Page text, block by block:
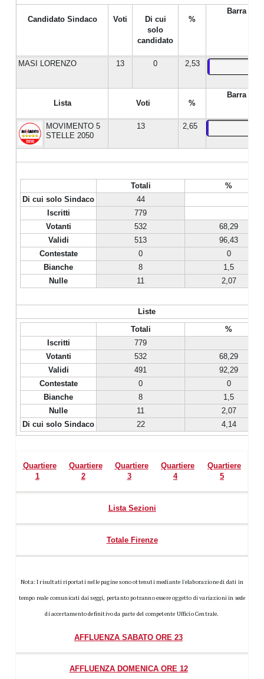
Candidato Sindaco Voti
Di cui
solo
candidato
%
Barra %
MASI LORENZO 13 0 2,53
Lista Voti %
Barra %
MOVIMENTO 5
STELLE 2050
13 2,65
Totali
%
Di cui solo Sindaco
44
Iscritti
779
Votanti
532
68,29
Validi
513
96,43
Contestate
0
0
Bianche
8
1,5
Nulle
11 2,07
Liste
Totali
%
Iscritti
779
Votanti
532
68,29
Validi
491
92,29
Contestate
0
0
Bianche
8
1,5
Nulle
11
2,07
Di cui solo Sindaco
22 4,14
Quartiere
1
Quartiere
2
Quartiere
3
Quartiere
4
Quartiere
5
Lista Sezioni
Totale Firenze
Nota: I risultati riportati nelle pagine sono ottenuti mediante l'elaborazione di dati in
tempo reale comunicati dai seggi, pertanto potranno essere oggetto di variazioni in sede
di accertamento definitivo da parte del competente Ufficio Centrale.
AFFLUENZA SABATO ORE 23
AFFLUENZA DOMENICA ORE 12